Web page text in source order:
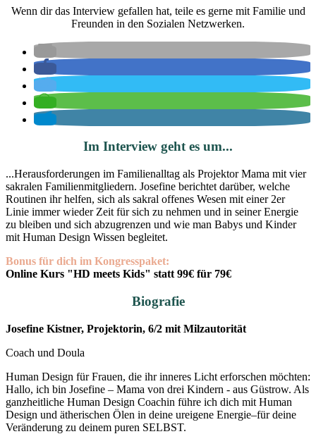
Wenn dir das Interview gefallen hat, teile es gerne mit Familie und
Freunden in den Sozialen Netzwerken.
Im Interview geht es um...
...Herausforderungen im Familienalltag als Projektor Mama mit vier
sakralen Familienmitgliedern. Josefine berichtet darüber, welche
Routinen ihr helfen, sich als sakral offenes Wesen mit einer 2er
Linie immer wieder Zeit für sich zu nehmen und in seiner Energie
zu bleiben und sich abzugrenzen und wie man Babys und Kinder
mit Human Design Wissen begleitet.
Bonus für dich im Kongresspaket:
Online Kurs "HD meets Kids" statt 99€ für 79€
Biografie
Josefine Kistner, Projektorin, 6/2 mit Milzautorität
Coach und Doula
Human Design für Frauen, die ihr inneres Licht erforschen möchten:
Hallo, ich bin Josefine – Mama von drei Kindern - aus Güstrow. Als
ganzheitliche Human Design Coachin führe ich dich mit Human
Design und ätherischen Ölen in deine ureigene Energie–für deine
Veränderung zu deinem puren SELBST.